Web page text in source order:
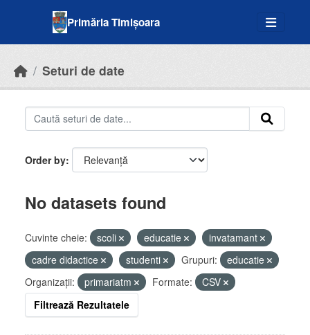
Primăria Timișoara
Seturi de date
Order by
No datasets found
Cuvinte cheie: scoli educatie
invatamant
cadre didactice
studenti Grupuri:
educatie
Organizații:
primariatm Formate:
CSV
Filtrează Rezultatele